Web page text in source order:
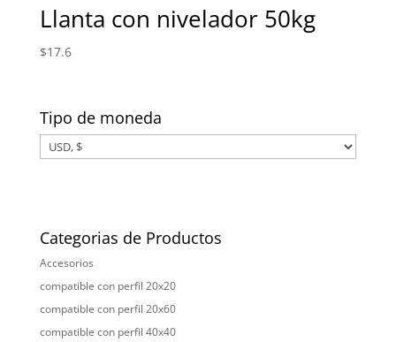
Llanta con nivelador 50kg
$17.6
Tipo de moneda
Categorias de Productos
Accesorios
compatible con perfil 20x20
compatible con perfil 20x60
compatible con perfil 40x40